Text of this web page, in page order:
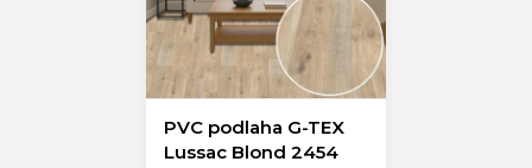
PVC podlaha G-TEX
Lussac Blond 2454